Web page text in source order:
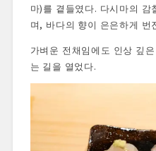
마)를 곁들였다. 다시마의 감
며, 바다의 향이 은은하게 번
가벼운 전채임에도 인상 깊
는 길을 열었다.